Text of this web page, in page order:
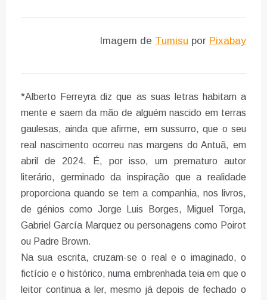
Imagem de Tumisu por Pixabay
*Alberto Ferreyra diz que as suas letras habitam a
mente e saem da mão de alguém nascido em terras
gaulesas, ainda que afirme, em sussurro, que o seu
real nascimento ocorreu nas margens do Antuã, em
abril de 2024. É, por isso, um prematuro autor
literário, germinado da inspiração que a realidade
proporciona quando se tem a companhia, nos livros,
de génios como Jorge Luis Borges, Miguel Torga,
Gabriel García Marquez ou personagens como Poirot
ou Padre Brown.
Na sua escrita, cruzam-se o real e o imaginado, o
fictício e o histórico, numa embrenhada teia em que o
leitor continua a ler, mesmo já depois de fechado o